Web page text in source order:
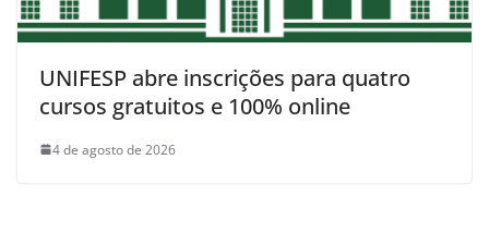
UNIFESP abre inscrições para quatro
cursos gratuitos e 100% online
4 de agosto de 2026